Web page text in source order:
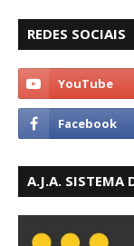
REDES SOCIAIS
A.J.A. SISTEMA